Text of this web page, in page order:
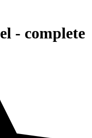
- complete